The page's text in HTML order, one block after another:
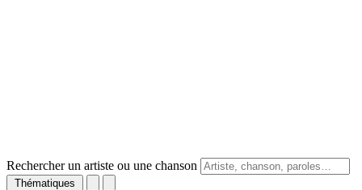
Rechercher un artiste ou une chanson
Thématiques